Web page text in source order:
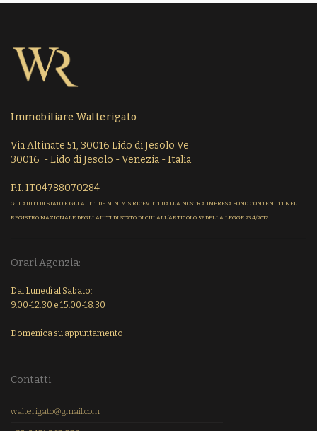
Immobiliare Walterigato
Via Altinate 51, 30016 Lido di Jesolo Ve
30016 - Lido di Jesolo - Venezia - Italia
P.I. IT04788070284
GLI AIUTI DI STATO E GLI AIUTI DE MINIMIS RICEVUTI DALLA NOSTRA IMPRESA SONO CONTENUTI NEL
REGISTRO NAZIONALE DEGLI AIUTI DI STATO DI CUI ALL’ARTICOLO 52 DELLA LEGGE 234/2012
Orari Agenzia:
Dal Lunedì al Sabato:
9.00-12.30 e 15.00-18.30
Domenica su appuntamento
Contatti
walterigato@gmail.com